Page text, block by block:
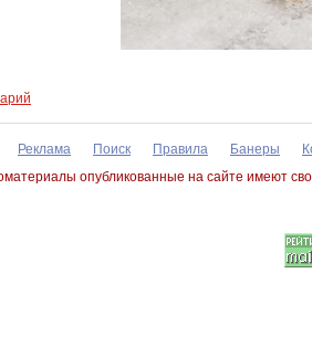
Реклама Поиск Правила Банеры
опубликованные на сайте имеют